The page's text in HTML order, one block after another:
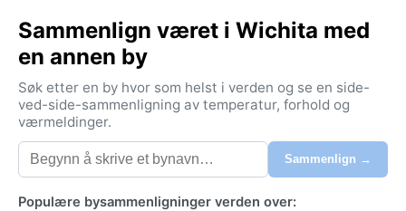
Sammenlign været i Wichita med
en annen by
Søk etter en by hvor som helst i verden og se en side-
ved-side-sammenligning av temperatur, forhold og
værmeldinger.
Sammenlign →
Populære bysammenligninger verden over: